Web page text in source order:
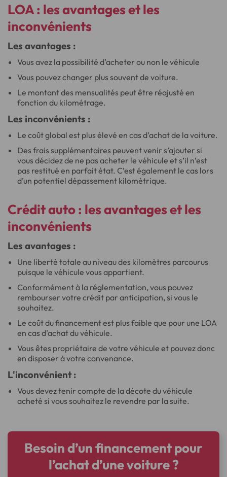
LOA : lesavantageset les
inconvénients
Les avantages :
Vous avez la possibilité d’acheter ou non le véhicule
Vous pouvez changer plus souvent de voiture.
Le montant des mensualités peut être réajusté en
fonction du kilométrage.
Les inconvénients :
Le coût global est plus élevé en cas d’achat de la voiture.
Des frais supplémentaires peuvent venir s’ajouter si
vous décidez de ne pas acheter le véhicule et s’il n’est
pas restitué en parfait état. C’est également le cas lors
d’un potentiel dépassement kilométrique.
Crédit auto : lesavantageset les
inconvénients
Les avantages :
Une liberté totale au niveau des kilomètres parcourus
puisque le véhicule vous appartient.
Conformément à la réglementation, vous pouvez
rembourser votre crédit par anticipation, si vous le
souhaitez.
Le coût du financement est plus faible que pour une LOA
en cas d’achat du véhicule.
Vous êtes propriétaire de votre véhicule et pouvez donc
en disposer à votre convenance.
L'inconvénient :
Vous devez tenir compte de la décote du véhicule
acheté si vous souhaitez le revendre par la suite.
Besoin d’un financement pour
l’achat d’une voiture ?